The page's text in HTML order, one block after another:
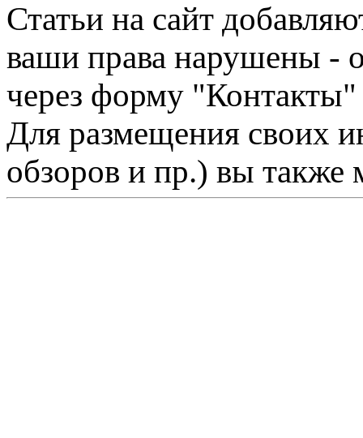
Статьи на сайт
ваши права нарушены -
через форму "Контакты"
Для размещения своих
обзоров и пр.) вы также